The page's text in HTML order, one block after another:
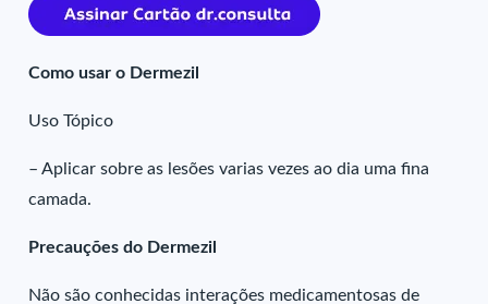
Como usar o Dermezil
Uso Tópico
– Aplicar sobre as lesões varias vezes ao dia uma fina
camada.
Precauções do Dermezil
Não são conhecidas interações medicamentosas de